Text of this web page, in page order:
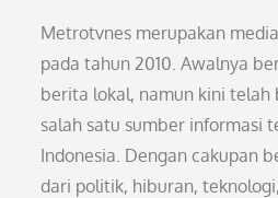
Metrotvnes merupakan
pada tahun 2010. Awalnya
berita lokal, namun kini telah
salah satu sumber informasi
Indonesia. Dengan cakupan
dari politik, hiburan,